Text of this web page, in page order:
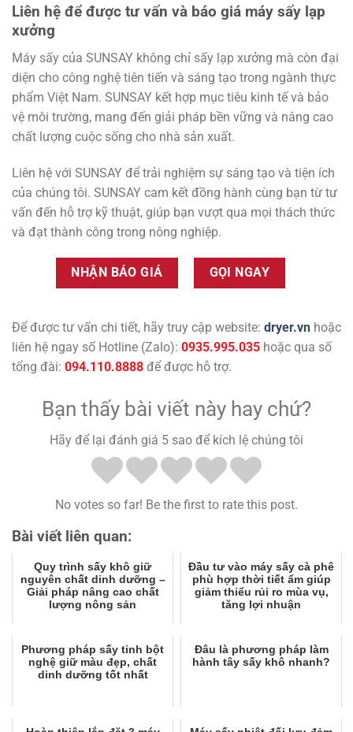
Liên hệ để được tư vấn và báo giá máy sấy lạp
xưởng
Máy sấy của SUNSAY không chỉ sấy lạp xưởng mà còn đại
diện cho công nghệ tiên tiến và sáng tạo trong ngành thực
phẩm Việt Nam. SUNSAY kết hợp mục tiêu kinh tế và bảo
vệ môi trường, mang đến giải pháp bền vững và nâng cao
chất lượng cuộc sống cho nhà sản xuất.
Liên hệ với SUNSAY để trải nghiệm sự sáng tạo và tiện ích
của chúng tôi. SUNSAY cam kết đồng hành cùng bạn từ tư
vấn đến hỗ trợ kỹ thuật, giúp bạn vượt qua mọi thách thức
và đạt thành công trong nông nghiệp.
NHẬN BÁO GIÁ GỌI NGAY
Để được tư vấn chi tiết, hãy truy cập website: dryer.vn hoặc
liên hệ ngay số Hotline (Zalo): 0935.995.035 hoặc qua số
tổng đài: 094.110.8888 để được hỗ trợ.
Bạn thấy bài viết này hay chứ?
Hãy để lại đánh giá 5 sao để kích lệ chúng tôi
No votes so far! Be the first to rate this post.
Bài viết liên quan:
Quy trình sấy khô giữ
nguyên chất dinh dưỡng –
Giải pháp nâng cao chất
lượng nông sản
Đầu tư vào máy sấy cà phê
phù hợp thời tiết ẩm giúp
giảm thiểu rủi ro mùa vụ,
tăng lợi nhuận
Phương pháp sấy tinh bột
nghệ giữ màu đẹp, chất
dinh dưỡng tốt nhất
Đâu là phương pháp làm
hành tây sấy khô nhanh?